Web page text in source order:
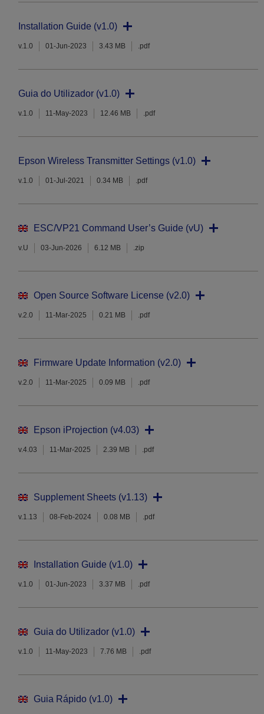
Installation Guide (v1.0)
v.1.0 01-Jun-2023 3.43 MB .pdf
Guia do Utilizador (v1.0)
v.1.0 11-May-2023 12.46 MB .pdf
Epson Wireless Transmitter Settings (v1.0)
v.1.0 01-Jul-2021 0.34 MB .pdf
ESC/VP21 Command User’s Guide (vU)
v.U 03-Jun-2026 6.12 MB .zip
Open Source Software License (v2.0)
v.2.0 11-Mar-2025 0.21 MB .pdf
Firmware Update Information (v2.0)
v.2.0 11-Mar-2025 0.09 MB .pdf
Epson iProjection (v4.03)
v.4.03 11-Mar-2025 2.39 MB .pdf
Supplement Sheets (v1.13)
v.1.13 08-Feb-2024 0.08 MB .pdf
Installation Guide (v1.0)
v.1.0 01-Jun-2023 3.37 MB .pdf
Guia do Utilizador (v1.0)
v.1.0 11-May-2023 7.76 MB .pdf
Guia Rápido (v1.0)